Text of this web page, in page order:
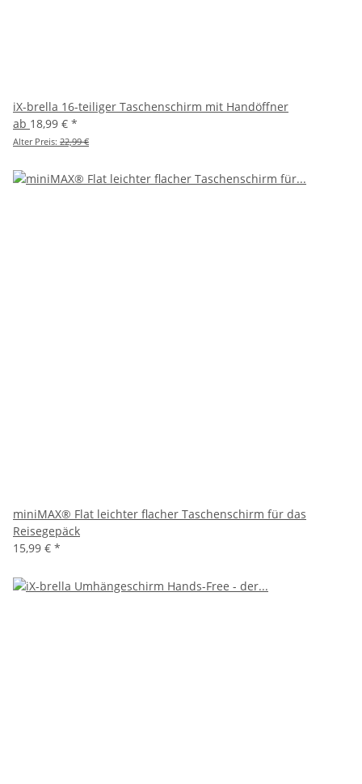
iX-brella 16-teiliger Taschenschirm mit Handöffner
ab 18,99 € *
Alter Preis: 22,99 €
miniMAX® Flat leichter flacher Taschenschirm für das
Reisegepäck
15,99 € *